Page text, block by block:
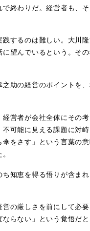
終わりだ。経営者も、
するのは難しい。大川
望んでいるという。そ
助の経営のポイントを
営者が会社全体にその
可能に見える課題に対峙
をさす」という言葉の
知恵を得る悟りが含まれ
の厳しさを前にして必要
らない」という覚悟だと